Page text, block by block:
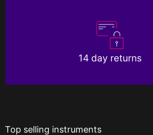
14 day returns
Top selling instruments